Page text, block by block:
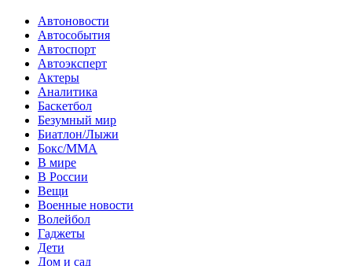
Автоновости
Автособытия
Автоспорт
Автоэксперт
Актеры
Аналитика
Баскетбол
Безумный мир
Биатлон/Лыжи
Бокс/MMA
В мире
В России
Вещи
Военные новости
Волейбол
Гаджеты
Дети
Дом и сад